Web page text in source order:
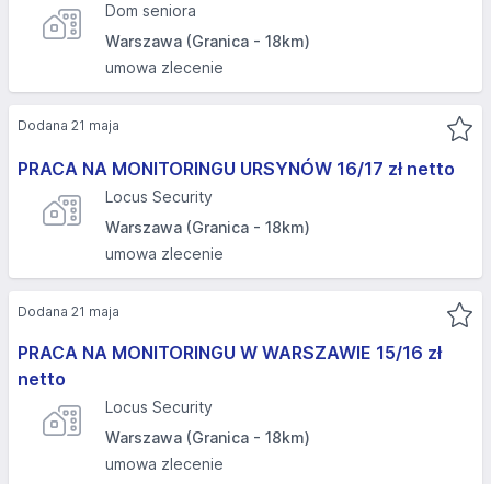
Dom seniora
Warszawa (Granica - 18km)
umowa zlecenie
PRACA NA MONITORINGU URSYNÓW 16/17 zł netto
Locus Security
Warszawa (Granica - 18km)
umowa zlecenie
Dodana 21 maja
PRACA NA MONITORINGU W WARSZAWIE 15/16 zł
netto
Locus Security
Warszawa (Granica - 18km)
umowa zlecenie
Dodana 21 maja